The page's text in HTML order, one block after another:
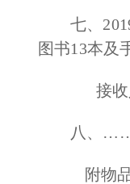
七、
图书13本及
接
八、
附物